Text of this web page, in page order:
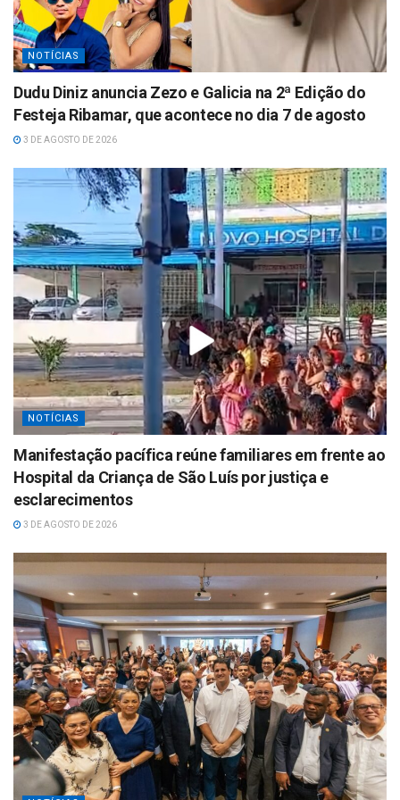
NOTÍCIAS
Dudu Diniz anuncia Zezo e Galicia na 2ª Edição do
Festeja Ribamar, que acontece no dia 7 de agosto
3 DE AGOSTO DE 2026
NOTÍCIAS
Manifestação pacífica reúne familiares em frente ao
Hospital da Criança de São Luís por justiça e
esclarecimentos
3 DE AGOSTO DE 2026